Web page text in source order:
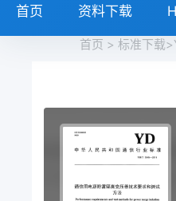
首页 资料下载
首页 > 标准下载